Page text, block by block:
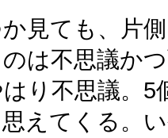
見ても、片
は不思議か
り不思議。
えてくる。